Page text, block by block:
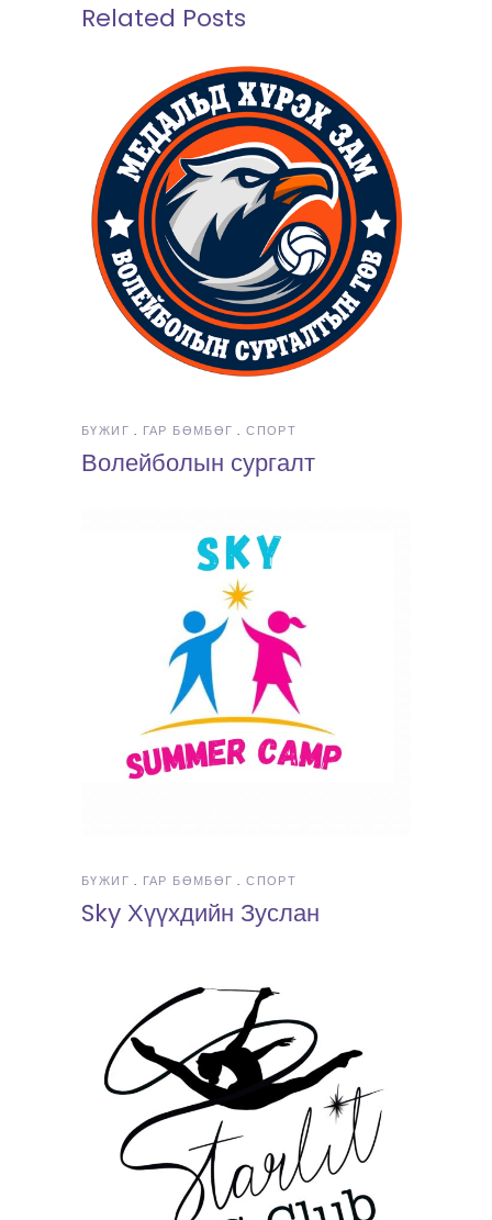
Related Posts
БҮЖИГ ГАР БӨМБӨГ СПОРТ
Волейболын сургалт
БҮЖИГ ГАР БӨМБӨГ СПОРТ
Sky Хүүхдийн Зуслан